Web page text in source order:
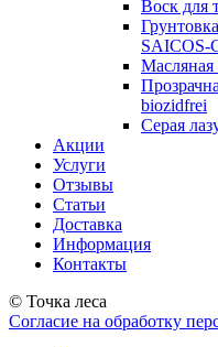
Воск для
SAICOS-
Масляная
biozidfrei
Серая
Акции
Услуги
Отзывы
Статьи
Доставка
Информация
Контакты
© Точка леса
Согласие на обработку